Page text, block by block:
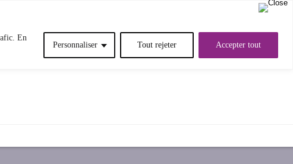
En
Personnaliser Tout rejeter Accepter tout